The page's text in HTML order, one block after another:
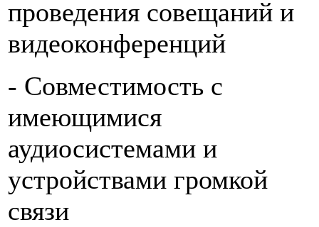
проведения совещаний и
видеоконференций
- Совместимость с
имеющимися
аудиосистемами и
устройствами громкой
связи